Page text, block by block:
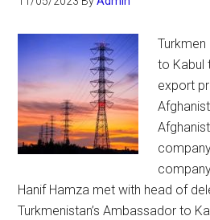
to Kabul
export
Hanif Hamza met with head of
Turkmenistan’s Ambassador to